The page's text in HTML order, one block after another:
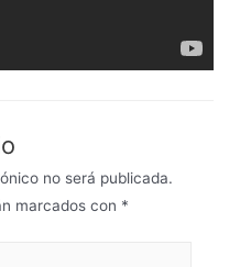
no será publicada.
marcados con *